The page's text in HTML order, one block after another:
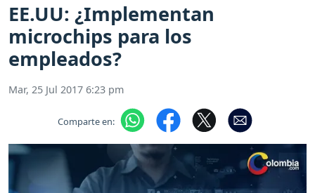
EE.UU: ¿Implementan
microchips para los
empleados?
Mar, 25 Jul 2017 6:23 pm
Comparte en: